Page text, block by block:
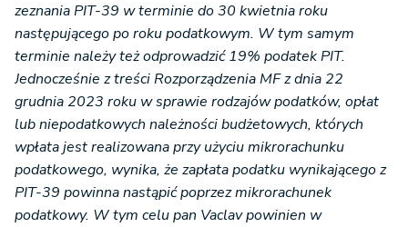
zeznania PIT-39 w terminie do 30 kwietnia roku
następującego po roku podatkowym. W tym samym
terminie należy też odprowadzić 19% podatek PIT.
Jednocześnie z treści Rozporządzenia MF z dnia 22
grudnia 2023 roku w sprawie rodzajów podatków, opłat
lub niepodatkowych należności budżetowych, których
wpłata jest realizowana przy użyciu mikrorachunku
podatkowego, wynika, że zapłata podatku wynikającego z
PIT-39 powinna nastąpić poprzez mikrorachunek
podatkowy. W tym celu pan Vaclav powinien w